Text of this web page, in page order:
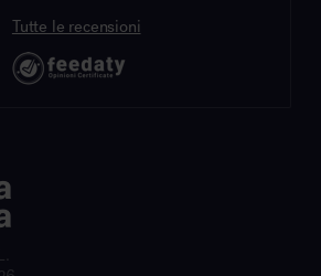
Tutte le recensioni